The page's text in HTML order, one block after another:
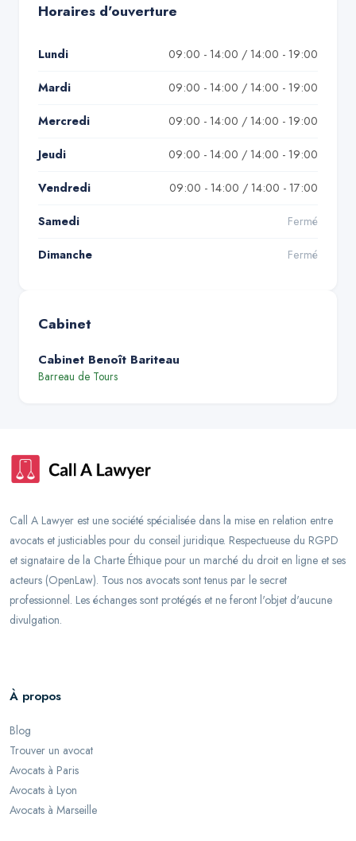
Horaires d'ouverture
Lundi 09:00 - 14:00 / 14:00 - 19:00
Mardi 09:00 - 14:00 / 14:00 - 19:00
Mercredi 09:00 - 14:00 / 14:00 - 19:00
Jeudi 09:00 - 14:00 / 14:00 - 19:00
Vendredi 09:00 - 14:00 / 14:00 - 17:00
Samedi Fermé
Dimanche Fermé
Cabinet
Cabinet Benoît Bariteau
Barreau de Tours
Call A Lawyer est une société spécialisée dans la mise en relation entre
avocats et justiciables pour du conseil juridique. Respectueuse du RGPD
et signataire de la Charte Éthique pour un marché du droit en ligne et ses
acteurs (OpenLaw). Tous nos avocats sont tenus par le secret
professionnel. Les échanges sont protégés et ne feront l'objet d'aucune
divulgation.
À propos
Blog
Trouver un avocat
Avocats à Paris
Avocats à Lyon
Avocats à Marseille